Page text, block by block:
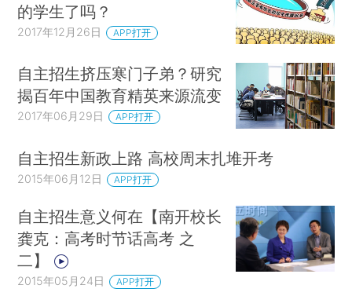
的学生了吗？
2017年12月26日 APP打开
自主招生挤压寒门子弟？研究
揭百年中国教育精英来源流变
2017年06月29日 APP打开
自主招生新政上路 高校周末扎堆开考
2015年06月12日 APP打开
自主招生意义何在【南开校长
龚克：高考时节话高考 之
二】
2015年05月24日 APP打开